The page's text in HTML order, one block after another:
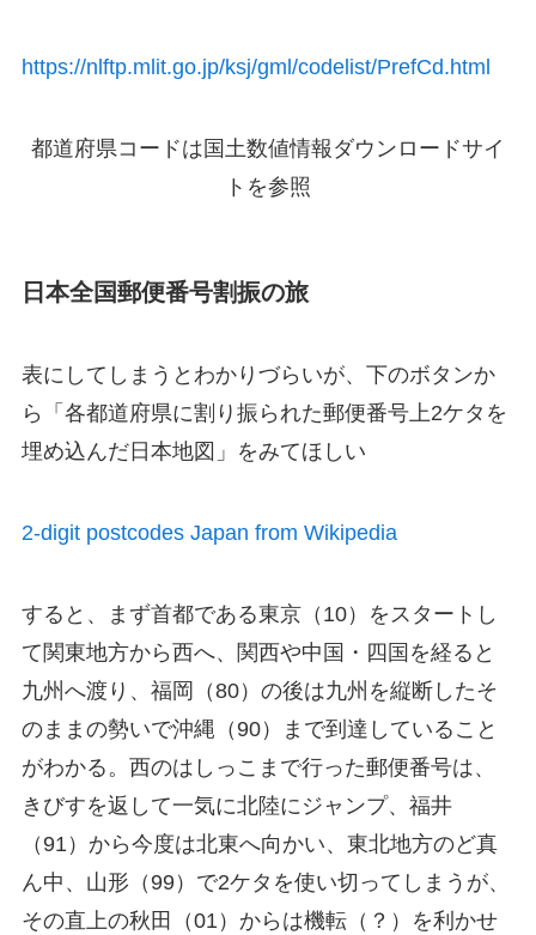
https://nlftp.mlit.go.jp/ksj/gml/codelist/PrefCd.html
都道府県コードは国土数値情報ダウンロードサイ
トを参照
日本全国郵便番号割振の旅
表にしてしまうとわかりづらいが、下のボタンか
ら「 各都道府県に割り振られた郵便番号上2ケタを
埋め込んだ日本地図 」をみてほしい
2-digit postcodes Japan from Wikipedia
すると、まず首都である東京（10）をスタートし
て関東地方から西へ、関西や中国・四国を経ると
九州へ渡り、福岡（80）の後は九州を縦断したそ
のままの勢いで沖縄（90）まで到達していること
がわかる。 西のはしっこまで行った郵便番号は、
きびすを返して一気に北陸にジャンプ、福井
（91）から今度は北東へ向かい、東北地方のど真
ん中、山形（99）で2ケタを使い切ってしまうが、
その直上の秋田（01）からは機転（？）を利かせ